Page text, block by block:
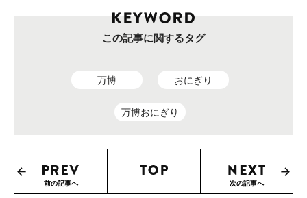
この記事に関するタグ
万博 おにぎり
万博おにぎり
前の記事へ 次の記事へ